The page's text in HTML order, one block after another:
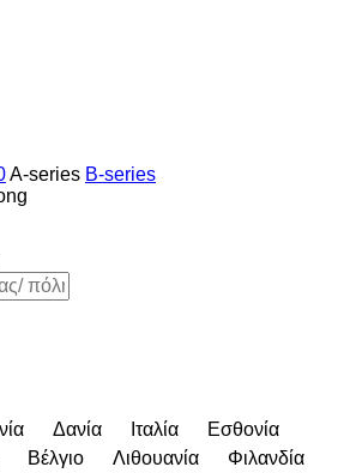
A-series B-series
Δανία Ιταλία
Εσθονία
Βέλγιο Λιθουανία
Φιλανδία